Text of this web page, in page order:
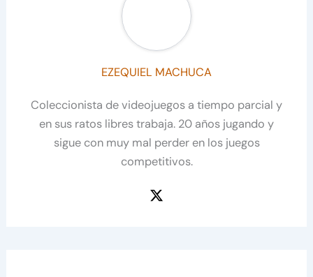
EZEQUIEL MACHUCA
Coleccionista de videojuegos a tiempo parcial y
en sus ratos libres trabaja. 20 años jugando y
sigue con muy mal perder en los juegos
competitivos.